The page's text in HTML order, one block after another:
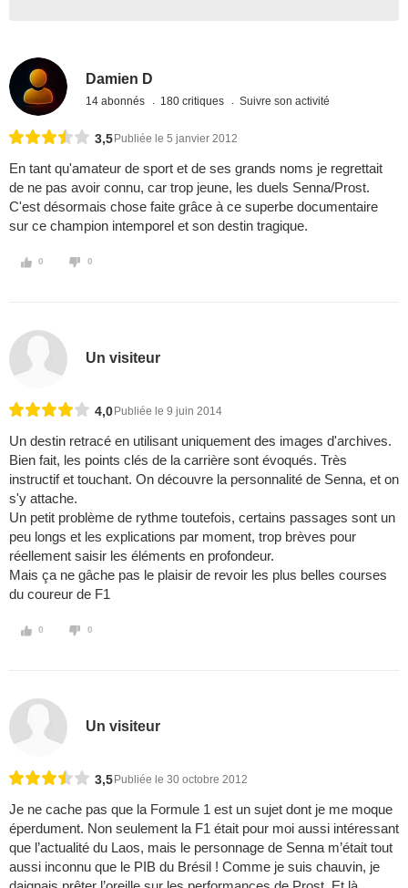
Damien D
14 abonnés 180 critiques Suivre son activité
3,5 Publiée le 5 janvier 2012
En tant qu'amateur de sport et de ses grands noms je regrettait
de ne pas avoir connu, car trop jeune, les duels Senna/Prost.
C'est désormais chose faite grâce à ce superbe documentaire
sur ce champion intemporel et son destin tragique.
0 0
Un visiteur
4,0 Publiée le 9 juin 2014
Un destin retracé en utilisant uniquement des images d'archives.
Bien fait, les points clés de la carrière sont évoqués. Très
instructif et touchant. On découvre la personnalité de Senna, et on
s'y attache.
Un petit problème de rythme toutefois, certains passages sont un
peu longs et les explications par moment, trop brèves pour
réellement saisir les éléments en profondeur.
Mais ça ne gâche pas le plaisir de revoir les plus belles courses
du coureur de F1
0 0
Un visiteur
3,5 Publiée le 30 octobre 2012
Je ne cache pas que la Formule 1 est un sujet dont je me moque
éperdument. Non seulement la F1 était pour moi aussi intéressant
que l’actualité du Laos, mais le personnage de Senna m’était tout
aussi inconnu que le PIB du Brésil ! Comme je suis chauvin, je